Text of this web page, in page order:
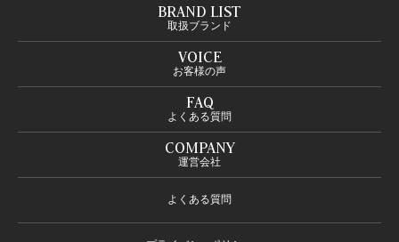
BRAND LIST
取扱ブランド
VOICE
お客様の声
FAQ
よくある質問
COMPANY
運営会社
よくある質問